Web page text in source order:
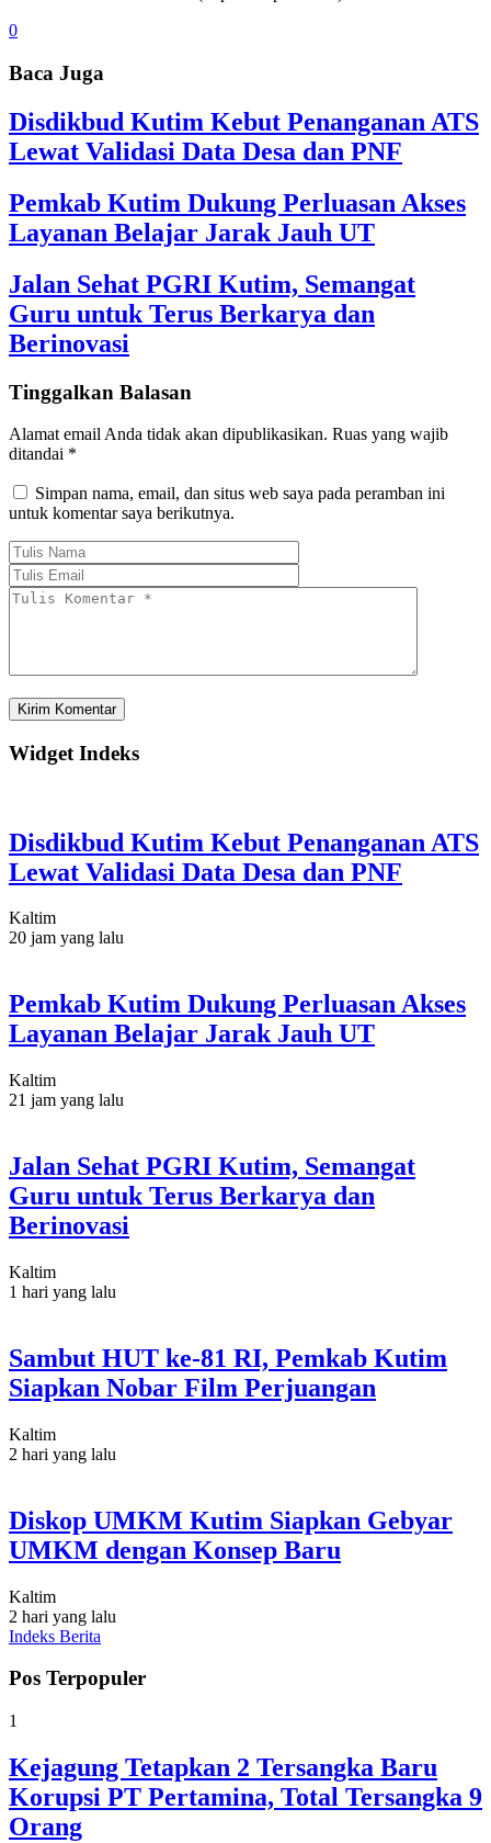
0
Baca Juga
Disdikbud Kutim Kebut Penanganan ATS
Lewat Validasi Data Desa dan PNF
Pemkab Kutim Dukung Perluasan Akses
Layanan Belajar Jarak Jauh UT
Jalan Sehat PGRI Kutim, Semangat
Guru untuk Terus Berkarya dan
Berinovasi
Tinggalkan Balasan
Alamat email Anda tidak akan dipublikasikan. Ruas yang wajib
ditandai *
Simpan nama, email, dan situs web saya pada peramban ini
untuk komentar saya berikutnya.
Widget Indeks
Disdikbud Kutim Kebut Penanganan ATS
Lewat Validasi Data Desa dan PNF
Kaltim
20 jam yang lalu
Pemkab Kutim Dukung Perluasan Akses
Layanan Belajar Jarak Jauh UT
Kaltim
21 jam yang lalu
Jalan Sehat PGRI Kutim, Semangat
Guru untuk Terus Berkarya dan
Berinovasi
Kaltim
1 hari yang lalu
Sambut HUT ke-81 RI, Pemkab Kutim
Siapkan Nobar Film Perjuangan
Kaltim
2 hari yang lalu
Diskop UMKM Kutim Siapkan Gebyar
UMKM dengan Konsep Baru
Kaltim
2 hari yang lalu
Indeks Berita
Pos Terpopuler
1
Kejagung Tetapkan 2 Tersangka Baru
Korupsi PT Pertamina, Total Tersangka 9
Orang